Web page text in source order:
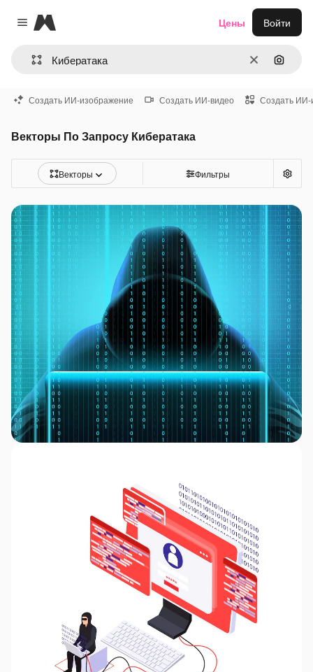
Close menu
Magnific
ОчиститьПоиск
Цены Войти
Создать ИИ-изображение Создать ИИ-видео Создать ИИ-
Векторы По Запросу Кибератака
Векторы Фильтры